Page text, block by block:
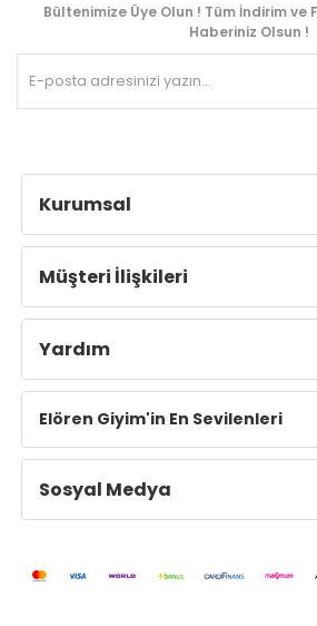
Bültenimize Üye Olun ! Tüm İndirim ve
Haberiniz Olsun !
Kurumsal
Müşteri İlişkileri
Yardım
Elören Giyim'in En Sevilenleri
Sosyal Medya